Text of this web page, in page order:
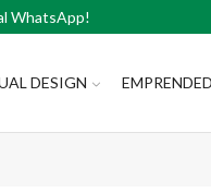
WhatsApp!
DESIGN